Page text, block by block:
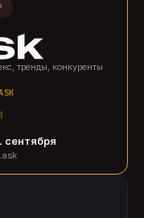
тренды, конкуренты
сентября